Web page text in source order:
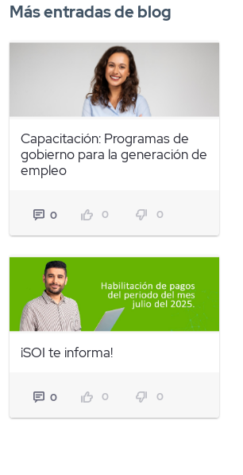
Más entradas de blog
Capacitación: Programas de
gobierno para la generación de
empleo
0 0 0
¡SOI te informa!
0 0 0